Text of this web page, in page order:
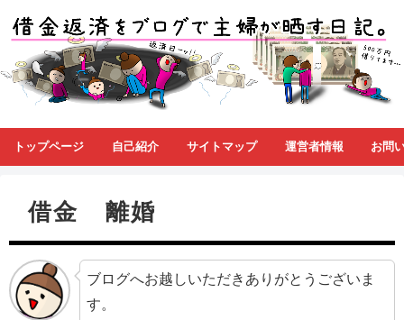
トップページ 自己紹介 サイトマップ 運営者情報 お問
借金 離婚
ブログへお越しいただきありがとうございま
す。